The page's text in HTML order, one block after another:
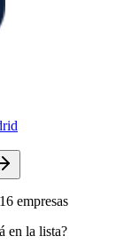
16 empresas
en la lista?